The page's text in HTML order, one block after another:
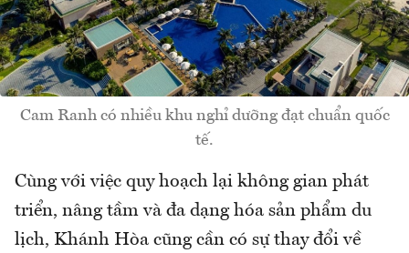
Cam Ranh có nhiều khu nghỉ dưỡng đạt chuẩn quốc
tế.
Cùng với việc quy hoạch lại không gian phát
triển, nâng tầm và đa dạng hóa sản phẩm du
lịch, Khánh Hòa cũng cần có sự thay đổi về